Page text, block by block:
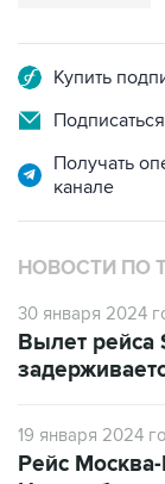
Купить
Получать
канале
НОВОСТИ ПО
30 января 2024
Вылет рейса
19 января 2024
Рейс